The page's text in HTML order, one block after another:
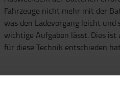
Fahrzeuge nicht mehr mit der
was den Ladevorgang leicht
wichtige Aufgaben lässt. Dies
für diese Technik entschieden